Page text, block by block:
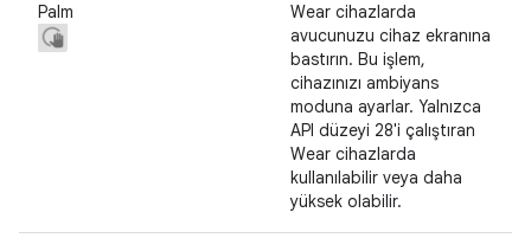
Palm
Wear cihazlarda
avucunuzu cihaz ekranına
bastırın. Bu işlem,
cihazınızı ambiyans
moduna ayarlar. Yalnızca
API düzeyi 28'i çalıştıran
Wear cihazlarda
kullanılabilir veya daha
yüksek olabilir.